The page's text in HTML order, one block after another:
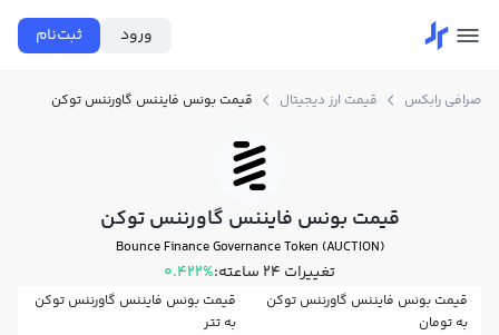
ورود ثبت‌نام
صرافی رابکس قیمت ارز دیجیتال قیمت بونس فایننس گاورننس توکن
قیمت بونس فایننس گاورننس توکن
Bounce Finance Governance Token (AUCTION)
تغییرات ۲۴ ساعته: 0.422%
قیمت بونس فایننس گاورننس توکن
به تومان
قیمت بونس فایننس گاورننس توکن
به تتر